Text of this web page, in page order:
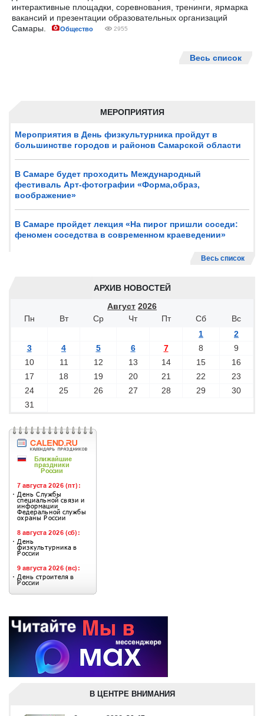
МЕРОПРИЯТИЯ
Мероприятия в День физкультурника пройдут в
большинстве городов и районов Самарской области
В Самаре будет проходить Международный
фестиваль Арт-фотографии «Форма,образ,
воображение»
В Самаре пройдет лекция «На пирог пришли соседи:
феномен соседства в современном краеведении»
Весь список
АРХИВ НОВОСТЕЙ
Август 2026
Пн
Вт Ср Чт Пт Сб
Вс
1
2
3
4 5 6 7 8
9
10
11 12 13 14 15
16
17
18 19 20 21 22
23
24
25 26 27 28 29
30
31
интерактивные площадки, соревнования, тренинги, ярмарка
вакансий и презентации образовательных организаций
Самары.
Общество 2955
Весь список
В ЦЕНТРЕ ВНИМАНИЯ